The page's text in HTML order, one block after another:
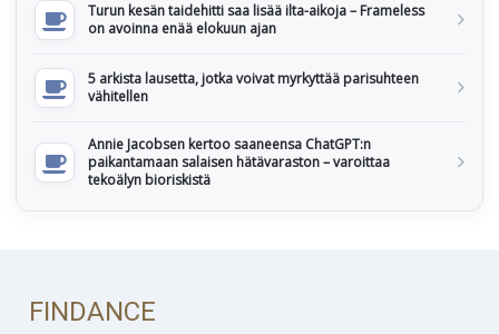
Turun kesän taidehitti saa lisää ilta-aikoja – Frameless
on avoinna enää elokuun ajan
5 arkista lausetta, jotka voivat myrkyttää parisuhteen
vähitellen
Annie Jacobsen kertoo saaneensa ChatGPT:n
paikantamaan salaisen hätävaraston – varoittaa
tekoälyn bioriskistä
FINDANCE